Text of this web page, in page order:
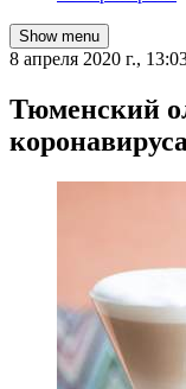
Show menu
8 апреля 2020 г.,
Тюменский